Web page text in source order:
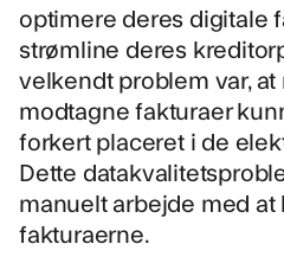
optimere deres digitale
strømline deres
velkendt problem var,
modtagne fakturaer
forkert placeret i de
Dette
manuelt arbejde med at
fakturaerne.